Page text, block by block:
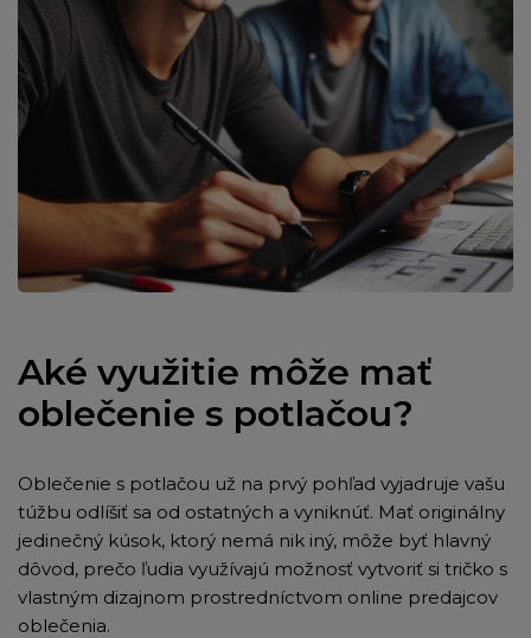
Aké využitie môže mať
oblečenie s potlačou?
Oblečenie s potlačou už na prvý pohľad vyjadruje vašu
túžbu odlíšiť sa od ostatných a vyniknúť. Mať originálny
jedinečný kúsok, ktorý nemá nik iný, môže byť hlavný
dôvod, prečo ľudia využívajú možnosť vytvoriť si tričko s
vlastným dizajnom prostredníctvom online predajcov
oblečenia.